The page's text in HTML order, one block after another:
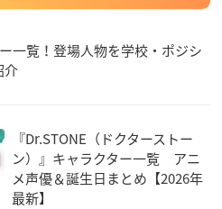
一覧！登場人物を学校・ポジシ
介
『Dr.STONE（ドクターストー
ン）』キャラクター一覧 アニ
メ声優＆誕生日まとめ【2026年
最新】